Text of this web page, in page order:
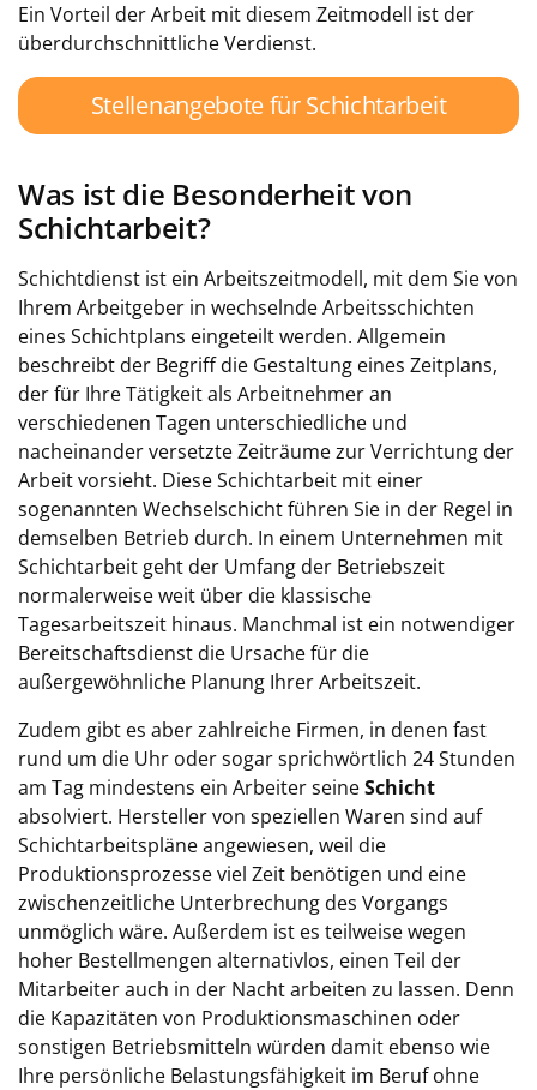
Ein Vorteil der Arbeit mit diesem Zeitmodell ist der
überdurchschnittliche Verdienst.
Stellenangebote für Schichtarbeit
Was ist die Besonderheit von
Schichtarbeit?
Schichtdienst ist ein Arbeitszeitmodell, mit dem Sie von
Ihrem Arbeitgeber in wechselnde Arbeitsschichten
eines Schichtplans eingeteilt werden. Allgemein
beschreibt der Begriff die Gestaltung eines Zeitplans,
der für Ihre Tätigkeit als Arbeitnehmer an
verschiedenen Tagen unterschiedliche und
nacheinander versetzte Zeiträume zur Verrichtung der
Arbeit vorsieht. Diese Schichtarbeit mit einer
sogenannten Wechselschicht führen Sie in der Regel in
demselben Betrieb durch. In einem Unternehmen mit
Schichtarbeit geht der Umfang der Betriebszeit
normalerweise weit über die klassische
Tagesarbeitszeit hinaus. Manchmal ist ein notwendiger
Bereitschaftsdienst die Ursache für die
außergewöhnliche Planung Ihrer Arbeitszeit.
Zudem gibt es aber zahlreiche Firmen, in denen fast
rund um die Uhr oder sogar sprichwörtlich 24 Stunden
am Tag mindestens ein Arbeiter seineSchicht
absolviert. Hersteller von speziellen Waren sind auf
Schichtarbeitspläne angewiesen, weil die
Produktionsprozesse viel Zeit benötigen und eine
zwischenzeitliche Unterbrechung des Vorgangs
unmöglich wäre. Außerdem ist es teilweise wegen
hoher Bestellmengen alternativlos, einen Teil der
Mitarbeiter auch in der Nacht arbeiten zu lassen. Denn
die Kapazitäten von Produktionsmaschinen oder
sonstigen Betriebsmitteln würden damit ebenso wie
Ihre persönliche Belastungsfähigkeit im Beruf ohne